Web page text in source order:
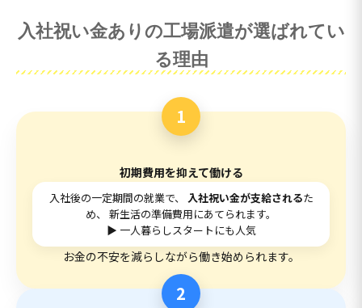
入社祝い金ありの工場派遣が選ばれてい
る理由
1
初期費用を抑えて働ける
入社後の一定期間の就業で、 入社祝い金が支給されるた
め、 新生活の準備費用にあてられます。
▶ 一人暮らしスタートにも人気
お金の不安を減らしながら働き始められます。
2